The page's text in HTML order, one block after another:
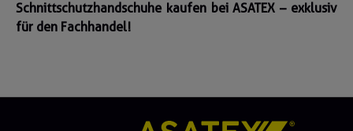
Schnittschutzhandschuhe kaufen bei ASATEX – exklusiv
für den Fachhandel!